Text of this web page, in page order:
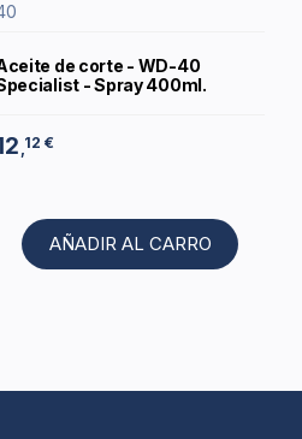
de corte - WD-40
- Spray 400ml.
,12 €
AÑADIR AL CARRO